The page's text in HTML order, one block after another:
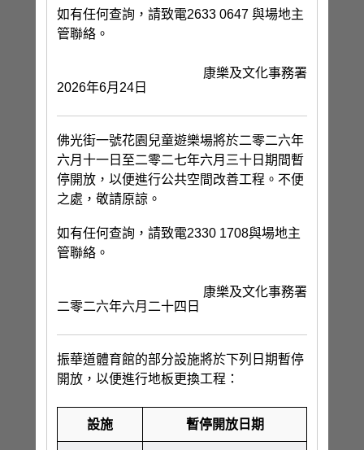
如有任何查詢，請致電2633 0647 與場地主
管聯絡。
康樂及文化事務署
2026年6月24日
佛光街一號花園兒童遊樂場將於二零二六年
六月十一日至二零二七年六月三十日期間暫
停開放，以便進行公共空間改善工程。不便
之處，敬請原諒。
如有任何查詢，請致電2330 1708與場地主
管聯絡。
康樂及文化事務署
二零二六年六月二十四日
振華道體育館的部分設施將於下列日期暫停
開放，以便進行地板更換工程：
設施 暫停開放日期